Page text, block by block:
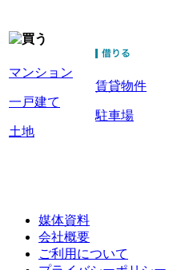
マンション
一戸建て
土地
賃貸物件
駐車場
媒体資料
会社概要
ご利用について